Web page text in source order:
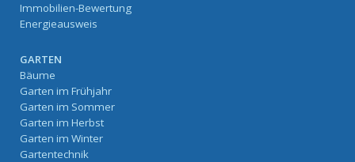
Immobilien-Bewertung
Energieausweis
GARTEN
Bäume
Garten im Frühjahr
Garten im Sommer
Garten im Herbst
Garten im Winter
Gartentechnik